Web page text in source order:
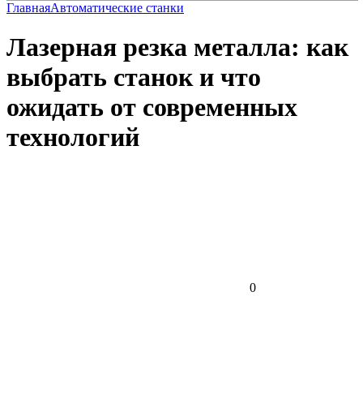
ГлавнаяАвтоматические станки
Лазерная резка металла: как
выбрать станок и что
ожидать от современных
технологий
0